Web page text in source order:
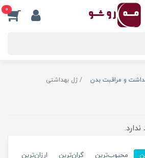
0
و مراقبت بدن ژل بهداشتی
محبوب‌ترین گران‌ترین ارزان‌ترین